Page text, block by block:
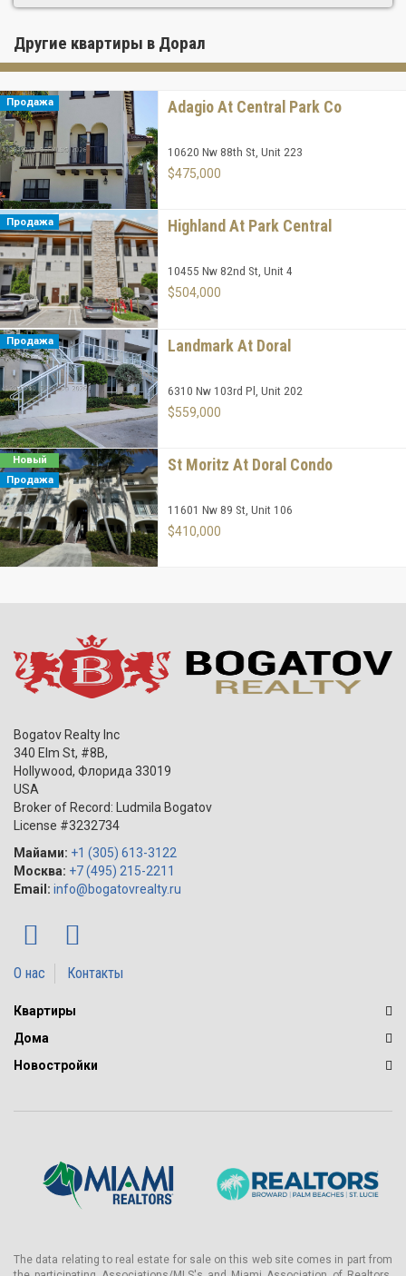
Другие квартиры в Дорал
Продажа Adagio At Central Park Co
10620 Nw 88th St, Unit 223
$475,000
Продажа Highland At Park Central
10455 Nw 82nd St, Unit 4
$504,000
Продажа Landmark At Doral
6310 Nw 103rd Pl, Unit 202
$559,000
Новый
Продажа
St Moritz At Doral Condo
11601 Nw 89 St, Unit 106
$410,000
Bogatov Realty Inc
340 Elm St, #8B,
Hollywood, Флорида 33019
USA
Broker of Record: Ludmila Bogatov
License #3232734
Майами: +1 (305) 613-3122
Москва: +7 (495) 215-2211
Email: info@bogatovrealty.ru
О нас Контакты
Квартиры
Дома
Новостройки
The data relating to real estate for sale on this web site comes in part from